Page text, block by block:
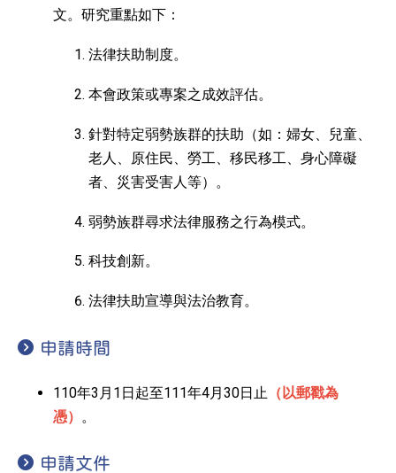
文。研究重點如下：
法律扶助制度。
本會政策或專案之成效評估。
針對特定弱勢族群的扶助（如：婦女、兒童、
老人、原住民、勞工、移民移工、身心障礙
者、災害受害人等）。
弱勢族群尋求法律服務之行為模式。
科技創新。
法律扶助宣導與法治教育。
申請時間
110年3月1日起至111年4月30日止
（以郵戳為
憑） 。
申請文件